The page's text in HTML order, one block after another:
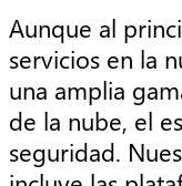
Aunque al
servicios en la
una amplia
de la nube, el
seguridad.